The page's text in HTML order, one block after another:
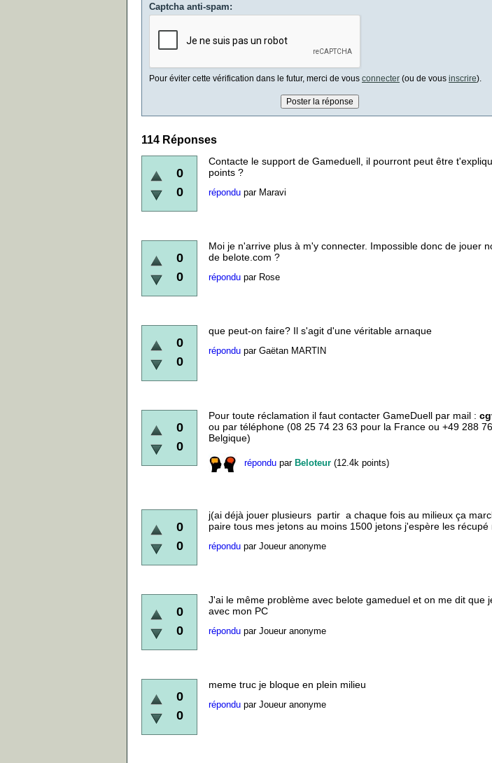
Captcha anti-spam:
Pour éviter cette vérification dans le futur, merci de vous connecter (ou de vous inscrire).
114 Réponses
0
0
Contacte le support de Gameduell, il pourront peut être
points ?
répondu par Maravi
0
0
Moi je n'arrive plus à m'y connecter. Impossible donc de jouer
de belote.com ?
répondu par Rose
0
0
que peut-on faire? Il s'agit d'une véritable arnaque
répondu par Gaëtan MARTIN
0
0
Pour toute réclamation il faut contacter GameDuell par mail :
ou par téléphone (08 25 74 23 63 pour la France ou +49 288
Belgique)
répondu par Beloteur (12.4k points)
0
0
j(ai déjà jouer plusieurs partir a chaque fois au milieux ça
paire tous mes jetons au moins 1500 jetons j'espère les récupé
répondu par Joueur anonyme
0
0
J'ai le même problème avec belote gameduel et on me dit que
avec mon PC
répondu par Joueur anonyme
0
0
meme truc je bloque en plein milieu
répondu par Joueur anonyme